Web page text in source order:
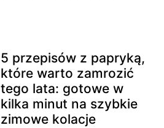
5 przepisów z papryką,
które warto zamrozić
tego lata: gotowe w
kilka minut na szybkie
zimowe kolacje